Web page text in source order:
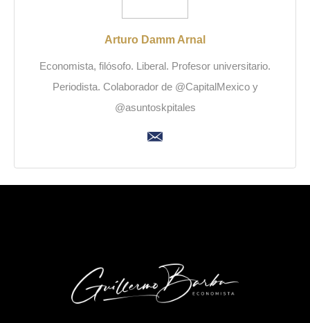
Arturo Damm Arnal
Economista, filósofo. Liberal. Profesor universitario.
Periodista. Colaborador de @CapitalMexico y
@asuntoskpitales